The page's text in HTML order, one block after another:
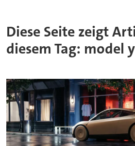
Diese Seite zeigt
diesem Tag: model y